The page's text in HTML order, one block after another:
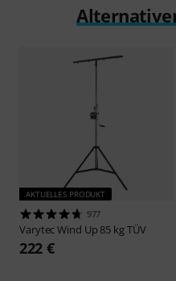
AKTUELLES PRODUKT
977
VarytecWind Up 85 kg TÜV
222 €